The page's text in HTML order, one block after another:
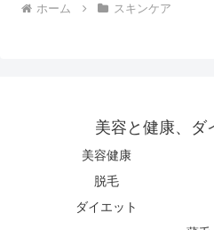
ホーム スキンケア
美容と健康、ダ
美容健康
脱毛
ダイエット